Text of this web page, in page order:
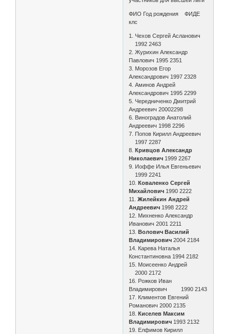
ФИО Год рождения ФИДЕ
клс
1. Чехов Сергей Асланович
1992 2463
2. Журихин Александр
Павлович 1995 2351
3. Морозов Егор
Александрович 1997 2328
4. Аминов Андрей
Александрович 1995 2299
5. Чередниченко Дмитрий
Андреевич 20002298
6. Виноградов Анатолий
Андреевич 1998 2296
7. Попов Кирилл Андреевич
1997 2287
8. Кривцов Александр
Николаевич 1999 2267
9. Иоффе Илья Евгеньевич
1999 2241
10.Коваленко Сергей
Михайлович 1990 2222
11.Жилейкин Андрей
Андреевич 1998 2222
12. Михненко Александр
Иванович 2001 2211
13.Волович Василий
Владимирович 2004 2184
14. Карева Наталья
Константиновна 1994 2182
15. Моисеенко Андрей
2000 2172
16. Рожков Иван
Владимирович 1990 2143
17. Климентов Евгений
Романович 2000 2135
18.Киселев Максим
Владимирович 1993 2132
19. Елфимов Кирилл